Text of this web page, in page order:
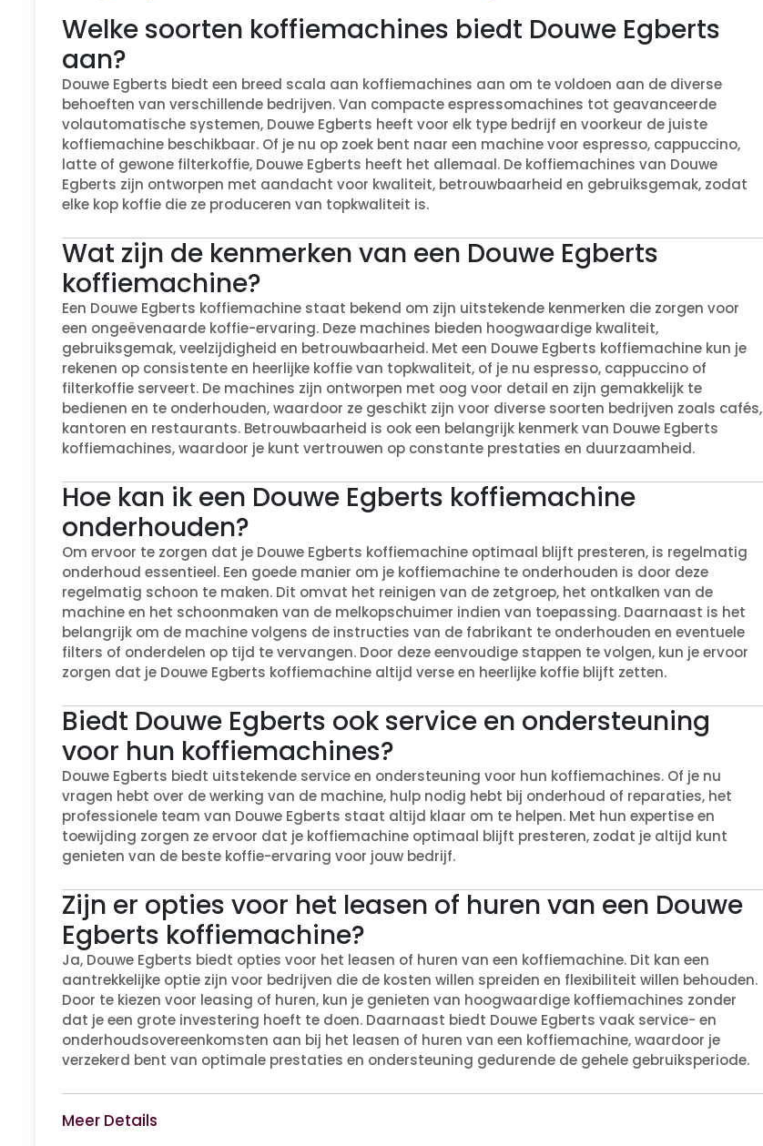
Welke soorten koffiemachines biedt Douwe Egberts
aan?
Douwe Egberts biedt een breed scala aan koffiemachines aan om te voldoen aan de diverse
behoeften van verschillende bedrijven. Van compacte espressomachines tot geavanceerde
volautomatische systemen, Douwe Egberts heeft voor elk type bedrijf en voorkeur de juiste
koffiemachine beschikbaar. Of je nu op zoek bent naar een machine voor espresso, cappuccino,
latte of gewone filterkoffie, Douwe Egberts heeft het allemaal. De koffiemachines van Douwe
Egberts zijn ontworpen met aandacht voor kwaliteit, betrouwbaarheid en gebruiksgemak, zodat
elke kop koffie die ze produceren van topkwaliteit is.
Wat zijn de kenmerken van een Douwe Egberts
koffiemachine?
Een Douwe Egberts koffiemachine staat bekend om zijn uitstekende kenmerken die zorgen voor
een ongeëvenaarde koffie-ervaring. Deze machines bieden hoogwaardige kwaliteit,
gebruiksgemak, veelzijdigheid en betrouwbaarheid. Met een Douwe Egberts koffiemachine kun je
rekenen op consistente en heerlijke koffie van topkwaliteit, of je nu espresso, cappuccino of
filterkoffie serveert. De machines zijn ontworpen met oog voor detail en zijn gemakkelijk te
bedienen en te onderhouden, waardoor ze geschikt zijn voor diverse soorten bedrijven zoals cafés,
kantoren en restaurants. Betrouwbaarheid is ook een belangrijk kenmerk van Douwe Egberts
koffiemachines, waardoor je kunt vertrouwen op constante prestaties en duurzaamheid.
Hoe kan ik een Douwe Egberts koffiemachine
onderhouden?
Om ervoor te zorgen dat je Douwe Egberts koffiemachine optimaal blijft presteren, is regelmatig
onderhoud essentieel. Een goede manier om je koffiemachine te onderhouden is door deze
regelmatig schoon te maken. Dit omvat het reinigen van de zetgroep, het ontkalken van de
machine en het schoonmaken van de melkopschuimer indien van toepassing. Daarnaast is het
belangrijk om de machine volgens de instructies van de fabrikant te onderhouden en eventuele
filters of onderdelen op tijd te vervangen. Door deze eenvoudige stappen te volgen, kun je ervoor
zorgen dat je Douwe Egberts koffiemachine altijd verse en heerlijke koffie blijft zetten.
Biedt Douwe Egberts ook service en ondersteuning
voor hun koffiemachines?
Douwe Egberts biedt uitstekende service en ondersteuning voor hun koffiemachines. Of je nu
vragen hebt over de werking van de machine, hulp nodig hebt bij onderhoud of reparaties, het
professionele team van Douwe Egberts staat altijd klaar om te helpen. Met hun expertise en
toewijding zorgen ze ervoor dat je koffiemachine optimaal blijft presteren, zodat je altijd kunt
genieten van de beste koffie-ervaring voor jouw bedrijf.
Zijn er opties voor het leasen of huren van een Douwe
Egberts koffiemachine?
Ja, Douwe Egberts biedt opties voor het leasen of huren van een koffiemachine. Dit kan een
aantrekkelijke optie zijn voor bedrijven die de kosten willen spreiden en flexibiliteit willen behouden.
Door te kiezen voor leasing of huren, kun je genieten van hoogwaardige koffiemachines zonder
dat je een grote investering hoeft te doen. Daarnaast biedt Douwe Egberts vaak service- en
onderhoudsovereenkomsten aan bij het leasen of huren van een koffiemachine, waardoor je
verzekerd bent van optimale prestaties en ondersteuning gedurende de gehele gebruiksperiode.
Meer Details